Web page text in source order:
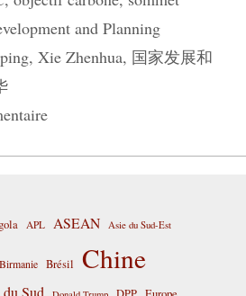
and Planning
, Xie Zhenhua, 国家发展和
APL ASEAN Asie du Sud-Est
Birmanie Brésil Chine